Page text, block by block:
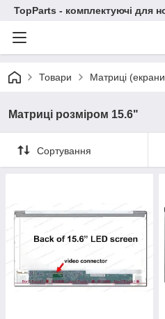
TopParts - комплектуючі для
Товари Матриці
Матриці розміром 15.6"
Сортування